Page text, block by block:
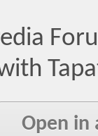
Open in